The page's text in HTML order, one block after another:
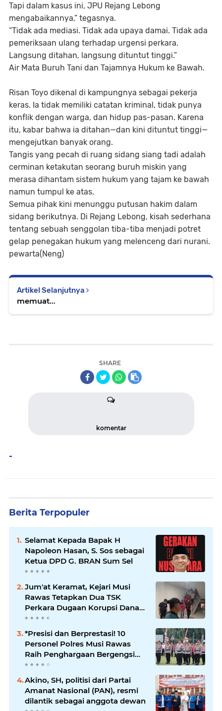
Tapi dalam kasus ini, JPU Rejang Lebong
mengabaikannya,” tegasnya.
“Tidak ada mediasi. Tidak ada upaya damai. Tidak ada
pemeriksaan ulang terhadap urgensi perkara.
Langsung ditahan, langsung dituntut tinggi.”
Air Mata Buruh Tani dan Tajamnya Hukum ke Bawah.
Risan Toyo dikenal di kampungnya sebagai pekerja
keras. Ia tidak memiliki catatan kriminal, tidak punya
konflik dengan warga, dan hidup pas-pasan. Karena
itu, kabar bahwa ia ditahan—dan kini dituntut tinggi—
mengejutkan banyak orang.
Tangis yang pecah di ruang sidang siang tadi adalah
cerminan ketakutan seorang buruh miskin yang
merasa dihantam sistem hukum yang tajam ke bawah
namun tumpul ke atas.
Semua pihak kini menunggu putusan hakim dalam
sidang berikutnya. Di Rejang Lebong, kisah sederhana
tentang sebuah senggolan tiba-tiba menjadi potret
gelap penegakan hukum yang melenceng dari nurani.
pewarta(Neng)
Artikel Selanjutnya
memuat...
SHARE
komentar
-
Berita Terpopuler
Selamat Kepada Bapak H
Napoleon Hasan, S. Sos sebagai
Ketua DPD G. BRAN Sum Sel
Jum'at Keramat, Kejari Musi
Rawas Tetapkan Dua TSK
Perkara Dugaan Korupsi Dana
Peremajaan PSR
*Presisi dan Berprestasi! 10
Personel Polres Musi Rawas
Raih Penghargaan Bergengsi
dari Kapolda Sumsel*
Akino, SH, politisi dari Partai
Amanat Nasional (PAN), resmi
dilantik sebagai anggota dewan